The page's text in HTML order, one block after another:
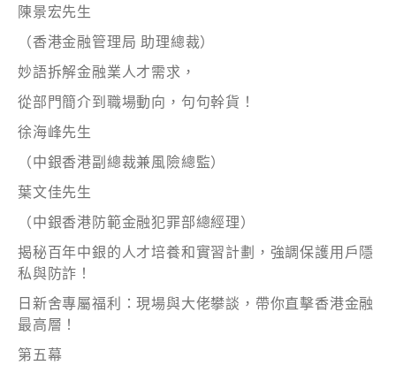
您可隨時向我們申明是否願意繼續接收推廣電郵：
結，或
陳景宏先生
（香港金融管理局 助理總裁）
妙語拆解金融業人才需求，
從部門簡介到職場動向，句句幹貨！
徐海峰先生
（中銀香港副總裁兼風險總監）
葉文佳先生
（中銀香港防範金融犯罪部總經理）
揭秘百年中銀的人才培養和實習計劃，強調保護用戶隱
私與防詐！
日新舍專屬福利：現場與大佬攀談，帶你直擊香港金融
最高層！
第五幕